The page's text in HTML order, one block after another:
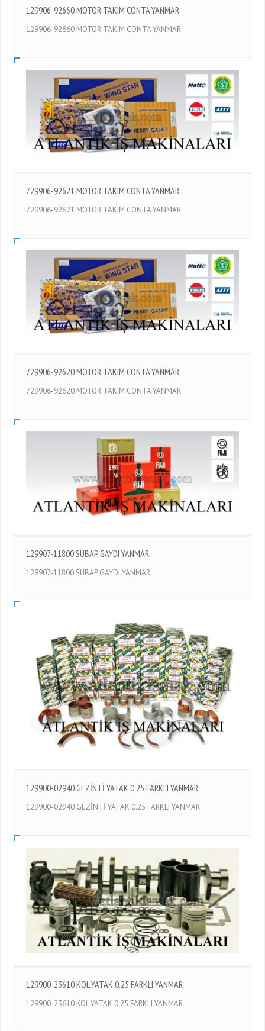
129906-92660 MOTOR TAKIM CONTA YANMAR
129906-92660 MOTOR TAKIM CONTA YANMAR
729906-92621 MOTOR TAKIM CONTA YANMAR
729906-92621 MOTOR TAKIM CONTA YANMAR
729906-92620 MOTOR TAKIM CONTA YANMAR
729906-92620 MOTOR TAKIM CONTA YANMAR
129907-11800 SUBAP GAYDI YANMAR
129907-11800 SUBAP GAYDI YANMAR
129900-02940 GEZİNTİ YATAK 0.25 FARKLI YANMAR
129900-02940 GEZİNTİ YATAK 0.25 FARKLI YANMAR
129900-23610 KOL YATAK 0.25 FARKLI YANMAR
129900-23610 KOL YATAK 0.25 FARKLI YANMAR